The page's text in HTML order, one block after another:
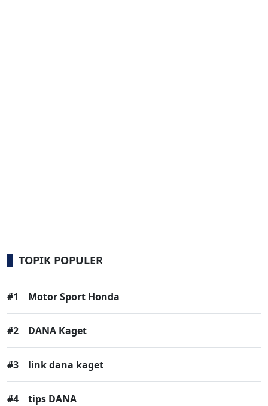
TOPIK POPULER
#1 Motor Sport Honda
#2 DANA Kaget
#3 link dana kaget
#4 tips DANA